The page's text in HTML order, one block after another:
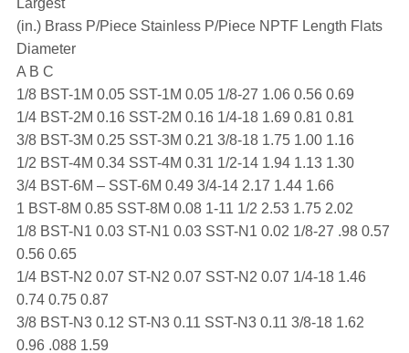
(in.) Brass P/Piece Stainless P/Piece NPTF Length Flats
Diameter
A B C
1/8 BST-1M 0.05 SST-1M 0.05 1/8-27 1.06 0.56 0.69
1/4 BST-2M 0.16 SST-2M 0.16 1/4-18 1.69 0.81 0.81
3/8 BST-3M 0.25 SST-3M 0.21 3/8-18 1.75 1.00 1.16
1/2 BST-4M 0.34 SST-4M 0.31 1/2-14 1.94 1.13 1.30
3/4 BST-6M – SST-6M 0.49 3/4-14 2.17 1.44 1.66
1 BST-8M 0.85 SST-8M 0.08 1-11 1/2 2.53 1.75 2.02
1/8 BST-N1 0.03 ST-N1 0.03 SST-N1 0.02 1/8-27 .98 0.57
0.56 0.65
1/4 BST-N2 0.07 ST-N2 0.07 SST-N2 0.07 1/4-18 1.46
0.74 0.75 0.87
3/8 BST-N3 0.12 ST-N3 0.11 SST-N3 0.11 3/8-18 1.62
0.96 .088 1.59